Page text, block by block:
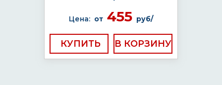
Цена: от 455 руб/
КУПИТЬ